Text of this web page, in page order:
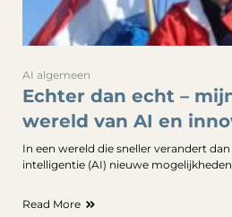
AI algemeen
Echter dan echt –
wereld van AI en
In een wereld die sneller verandert
intelligentie (AI) nieuwe
Read More